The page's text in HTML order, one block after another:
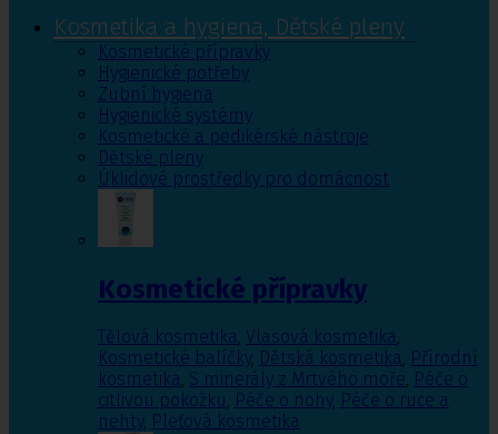
Kosmetika a hygiena, Dětské pleny
Kosmetické přípravky
Hygienické potřeby
Zubní hygiena
Hygienické systémy
Kosmetické a pedikérské nástroje
Dětské pleny
Úklidové prostředky pro domácnost
Kosmetické přípravky
Tělová kosmetika, Vlasová kosmetika,
Kosmetické balíčky, Dětská kosmetika, Přírodní
kosmetika, S minerály z Mrtvého moře, Péče o
citlivou pokožku, Péče o nohy, Péče o ruce a
nehty, Pleťová kosmetika